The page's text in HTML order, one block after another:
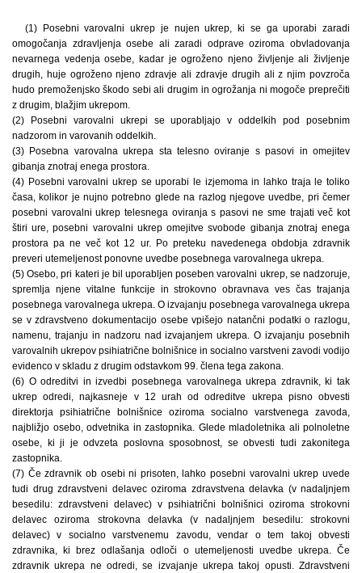
(1) Posebni varovalni ukrep je nujen ukrep, ki se ga uporabi zaradi
omogočanja zdravljenja osebe ali zaradi odprave oziroma obvladovanja
nevarnega vedenja osebe, kadar je ogroženo njeno življenje ali življenje
drugih, huje ogroženo njeno zdravje ali zdravje drugih ali z njim povzroča
hudo premoženjsko škodo sebi ali drugim in ogrožanja ni mogoče preprečiti
z drugim, blažjim ukrepom.
(2) Posebni varovalni ukrepi se uporabljajo v oddelkih pod posebnim
nadzorom in varovanih oddelkih.
(3) Posebna varovalna ukrepa sta telesno oviranje s pasovi in omejitev
gibanja znotraj enega prostora.
(4) Posebni varovalni ukrep se uporabi le izjemoma in lahko traja le toliko
časa, kolikor je nujno potrebno glede na razlog njegove uvedbe, pri čemer
posebni varovalni ukrep telesnega oviranja s pasovi ne sme trajati več kot
štiri ure, posebni varovalni ukrep omejitve svobode gibanja znotraj enega
prostora pa ne več kot 12 ur. Po preteku navedenega obdobja zdravnik
preveri utemeljenost ponovne uvedbe posebnega varovalnega ukrepa.
(5) Osebo, pri kateri je bil uporabljen poseben varovalni ukrep, se nadzoruje,
spremlja njene vitalne funkcije in strokovno obravnava ves čas trajanja
posebnega varovalnega ukrepa. O izvajanju posebnega varovalnega ukrepa
se v zdravstveno dokumentacijo osebe vpišejo natančni podatki o razlogu,
namenu, trajanju in nadzoru nad izvajanjem ukrepa. O izvajanju posebnih
varovalnih ukrepov psihiatrične bolnišnice in socialno varstveni zavodi vodijo
evidenco v skladu z drugim odstavkom 99. člena tega zakona.
(6) O odreditvi in izvedbi posebnega varovalnega ukrepa zdravnik, ki tak
ukrep odredi, najkasneje v 12 urah od odreditve ukrepa pisno obvesti
direktorja psihiatrične bolnišnice oziroma socialno varstvenega zavoda,
najbližjo osebo, odvetnika in zastopnika. Glede mladoletnika ali polnoletne
osebe, ki ji je odvzeta poslovna sposobnost, se obvesti tudi zakonitega
zastopnika.
(7) Če zdravnik ob osebi ni prisoten, lahko posebni varovalni ukrep uvede
tudi drug zdravstveni delavec oziroma zdravstvena delavka (v nadaljnjem
besedilu: zdravstveni delavec) v psihiatrični bolnišnici oziroma strokovni
delavec oziroma strokovna delavka (v nadaljnjem besedilu: strokovni
delavec) v socialno varstvenemu zavodu, vendar o tem takoj obvesti
zdravnika, ki brez odlašanja odloči o utemeljenosti uvedbe ukrepa. Če
zdravnik ukrepa ne odredi, se izvajanje ukrepa takoj opusti. Zdravstveni